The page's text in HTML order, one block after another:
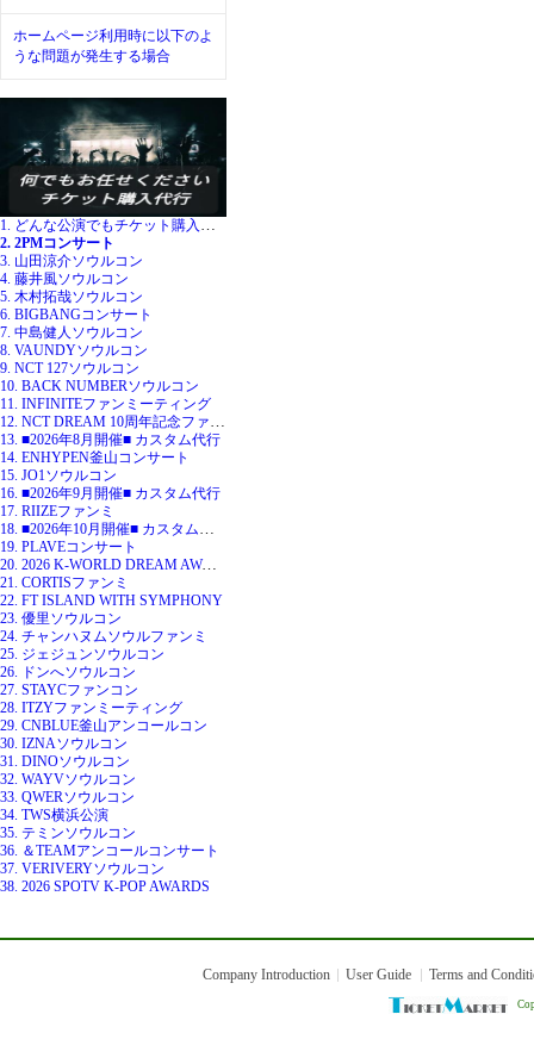
ホームページ利用時に以下のよ
うな問題が発生する場合
1. どんな公演でもチケット購入代行
2. 2PMコンサート
3. 山田涼介ソウルコン
4. 藤井風ソウルコン
5. 木村拓哉ソウルコン
6. BIGBANGコンサート
7. 中島健人ソウルコン
8. VAUNDYソウルコン
9. NCT 127ソウルコン
10. BACK NUMBERソウルコン
11. INFINITEファンミーティング
12. NCT DREAM 10周年記念ファンミ
13. ■2026年8月開催■ カスタム代行
14. ENHYPEN釜山コンサート
15. JO1ソウルコン
16. ■2026年9月開催■ カスタム代行
17. RIIZEファンミ
18. ■2026年10月開催■ カスタム代行
19. PLAVEコンサート
20. 2026 K-WORLD DREAM AWARDS
21. CORTISファンミ
22. FT ISLAND WITH SYMPHONY
23. 優里ソウルコン
24. チャンハヌムソウルファンミ
25. ジェジュンソウルコン
26. ドンへソウルコン
27. STAYCファンコン
28. ITZYファンミーティング
29. CNBLUE釜山アンコールコン
30. IZNAソウルコン
31. DINOソウルコン
32. WAYVソウルコン
33. QWERソウルコン
34. TWS横浜公演
35. テミンソウルコン
36. ＆TEAMアンコールコンサート
37. VERIVERYソウルコン
38. 2026 SPOTV K-POP AWARDS
Company Introduction User Guide Terms and